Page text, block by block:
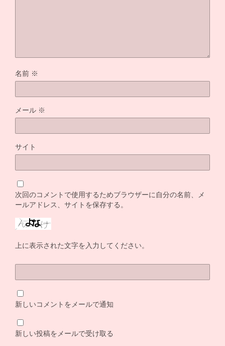
名前 ※
メール ※
サイト
次回のコメントで使用するためブラウザーに自分の名前、メ
ールアドレス、サイトを保存する。
上に表示された文字を入力してください。
新しいコメントをメールで通知
新しい投稿をメールで受け取る